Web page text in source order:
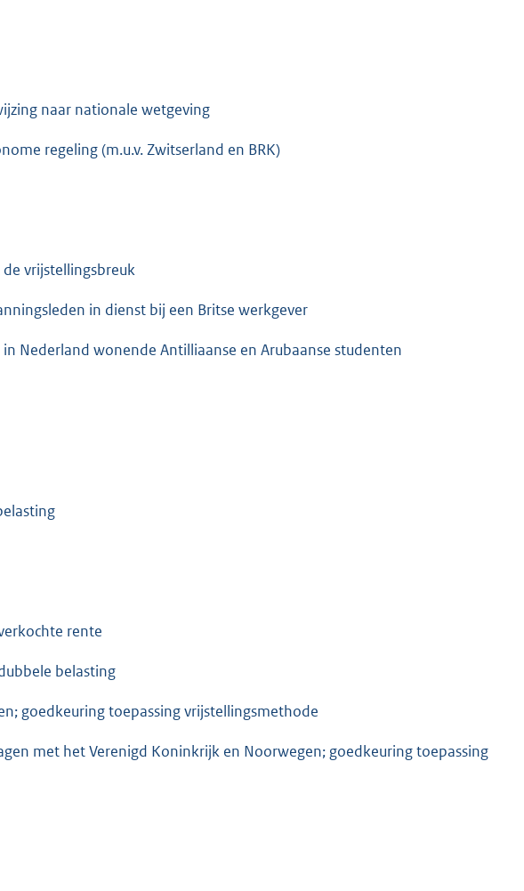
naar nationale wetgeving
regeling (m.u.v. Zwitserland en BRK)
vrijstellingsbreuk
in dienst bij een Britse werkgever
Nederland wonende Antilliaanse en Arubaanse studenten
rente
belasting
goedkeuring toepassing vrijstellingsmethode
met het Verenigd Koninkrijk en Noorwegen; goedkeuring toepassing